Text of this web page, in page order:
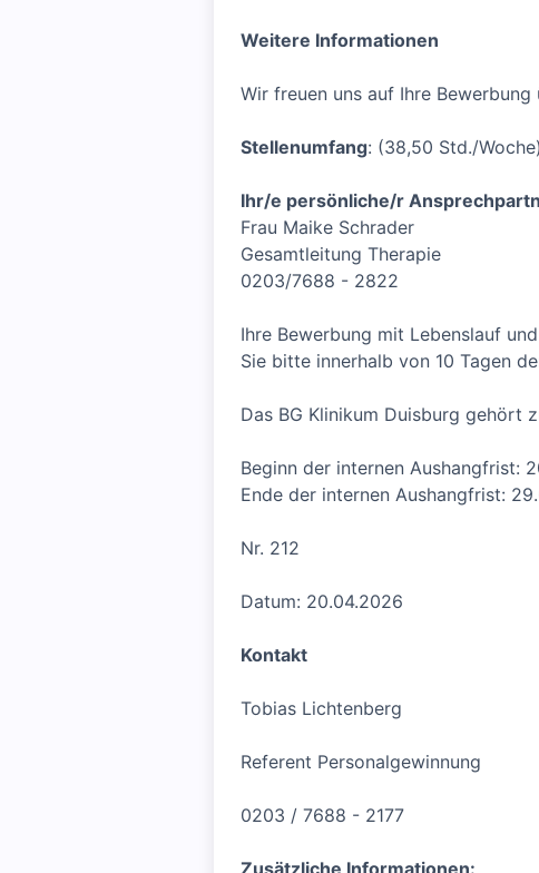
Weitere Informationen
Wir freuen uns auf Ihre
Stellenumfang: (38,50 Std./Woche)
Ihr/e persönliche/r
Frau Maike Schrader
Gesamtleitung Therapie
0203/7688 - 2822
Ihre Bewerbung mit Lebenslauf
Sie bitte innerhalb von 10 Tagen
Das BG Klinikum Duisburg gehört
Beginn der internen Aushangfrist:
Ende der internen Aushangfrist:
Nr. 212
Datum: 20.04.2026
Kontakt
Tobias Lichtenberg
Referent Personalgewinnung
0203 / 7688 - 2177
Zusätzliche Informationen: